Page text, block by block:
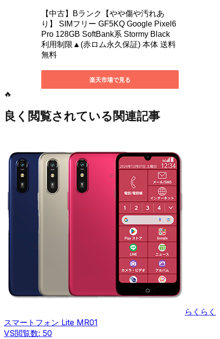
🔥
良く閲覧されている関連記事
らくらく
スマートフォン Lite MR01
VS閲覧数: 50